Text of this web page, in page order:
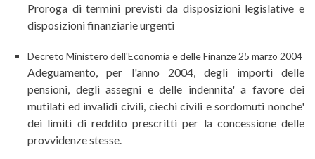
Proroga di termini previsti da disposizioni legislative e
disposizioni finanziarie urgenti
Decreto Ministero dell'Economia e delle Finanze 25 marzo 2004
Adeguamento, per l'anno 2004, degli importi delle
pensioni, degli assegni e delle indennita' a favore dei
mutilati ed invalidi civili, ciechi civili e sordomuti nonche'
dei limiti di reddito prescritti per la concessione delle
provvidenze stesse.